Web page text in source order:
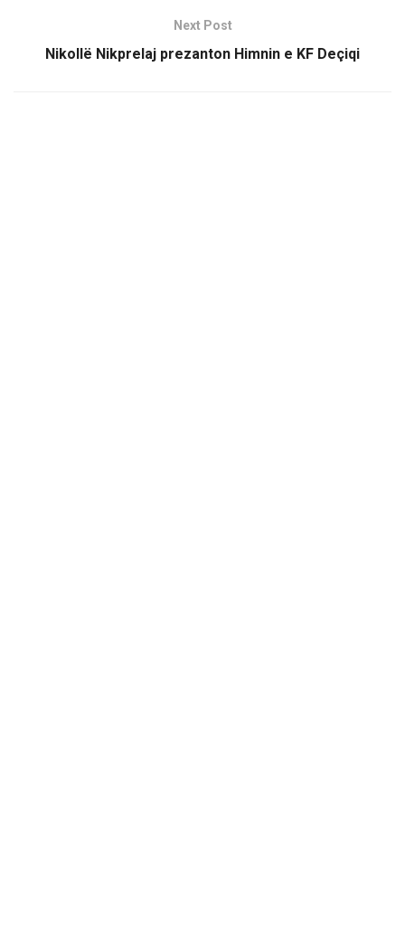
Next Post
Nikollë Nikprelaj prezanton Himnin e KF Deçiqi